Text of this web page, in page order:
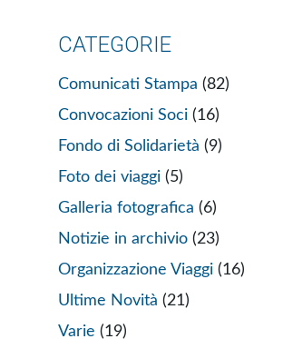
CATEGORIE
Comunicati Stampa (82)
Convocazioni Soci(16)
Fondo di Solidarietà (9)
Foto dei viaggi(5)
Galleria fotografica (6)
Notizie in archivio(23)
Organizzazione Viaggi(16)
Ultime Novità (21)
Varie (19)